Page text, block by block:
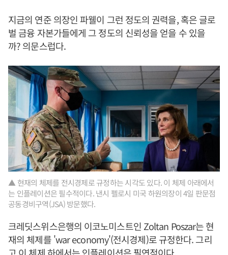
지금의 연준 의장인 파웰이 그런 정도의 권력을, 혹은 글로
벌 금융 자본가들에게 그 정도의 신뢰성을 얻을 수 있을
까? 의문스럽다.
▲ 현재의 체제를 전시경제로 규정하는 시각도 있다. 이 체제 아래에서
는 인플레이션은 필수적이다. 낸시 펠로시 미국 하원의장이 4일 판문점
공동경비구역(JSA) 방문했다.
크레딧스위스은행의 이코노미스트인 Zoltan Poszar는 현
재의 체제를 'war economy'(전시경제)로 규정한다. 그리